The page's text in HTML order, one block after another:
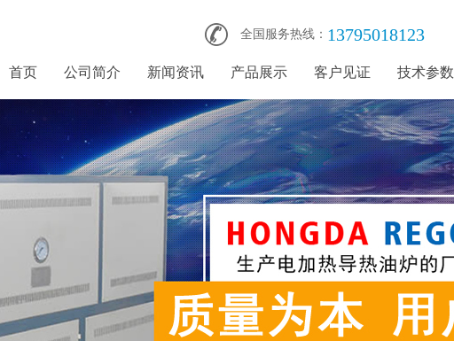
全国服务热线： 13795018123
首页 公司简介 新闻资讯 产品展示 客户见证 技术参数